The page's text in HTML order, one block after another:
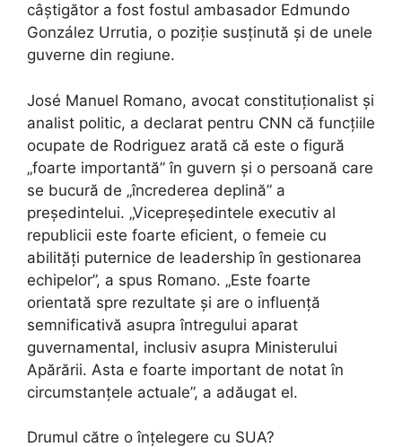
câștigător a fost fostul ambasador Edmundo
González Urrutia, o poziție susținută și de unele
guverne din regiune.
José Manuel Romano, avocat constituționalist și
analist politic, a declarat pentru CNN că funcțiile
ocupate de Rodriguez arată că este o figură
„foarte importantă” în guvern și o persoană care
se bucură de „încrederea deplină” a
președintelui. „Vicepreședintele executiv al
republicii este foarte eficient, o femeie cu
abilități puternice de leadership în gestionarea
echipelor”, a spus Romano. „Este foarte
orientată spre rezultate și are o influență
semnificativă asupra întregului aparat
guvernamental, inclusiv asupra Ministerului
Apărării. Asta e foarte important de notat în
circumstanțele actuale”, a adăugat el.
Drumul către o înțelegere cu SUA?